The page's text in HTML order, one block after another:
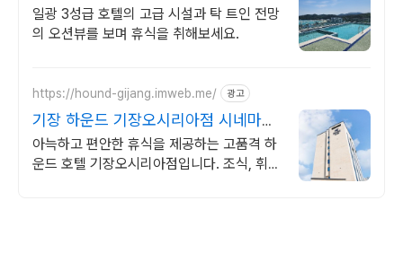
인피니티 풀(하절기)
일광 3성급 호텔의 고급 시설과 탁 트인 전망
의 오션뷰를 보며 휴식을 취해보세요.
https://hound-gijang.imweb.me/ 광고
기장 하운드 기장오시리아점 시네마룸,
키즈풀, 패밀리풀
아늑하고 편안한 휴식을 제공하는 고품격 하
운드 호텔 기장오시리아점입니다. 조식, 휘트